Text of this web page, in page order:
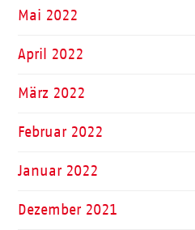
Mai 2022
April 2022
März 2022
Februar 2022
Januar 2022
Dezember 2021